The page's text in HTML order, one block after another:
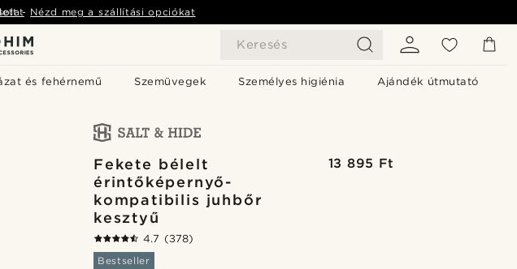
Keresés
és fehérnemű Szemüvegek Személyes higiénia Ajándék útmutató
- Nézd meg a szállítási opciókat
Fekete bélelt
érintőképernyő-
kompatibilis juhbőr
kesztyű
13 895 Ft
4.7 (378)
Bestseller